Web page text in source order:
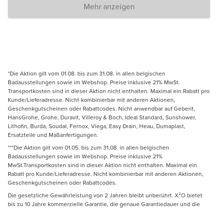
Mehr anzeigen
*Die Aktion gilt vom 01.08. bis zum 31.08. in allen belgischen
Badausstellungen sowie im Webshop. Preise inklusive 21% MwSt.
Transportkosten sind in dieser Aktion nicht enthalten. Maximal ein Rabatt pro
Kunde/Lieferadresse. Nicht kombinierbar mit anderen Aktionen,
Geschenkgutscheinen oder Rabattcodes. Nicht anwendbar auf Geberit,
HansGrohe, Grohe, Duravit, Villeroy & Boch, Ideal Standard, Sunshower,
Lithofin, Burda, Soudal, Fernox, Viega, Easy Drain, Heau, Dumaplast,
Ersatzteile und Maßanfertigungen.
***Die Aktion gilt vom 01.05. bis zum 31.08. in allen belgischen
Badausstellungen sowie im Webshop. Preise inklusive 21%
MwSt.Transportkosten sind in dieser Aktion nicht enthalten. Maximal ein
Rabatt pro Kunde/Lieferadresse. Nicht kombinierbar mit anderen Aktionen,
Geschenkgutscheinen oder Rabattcodes.
Die gesetzliche Gewährleistung von 2 Jahren bleibt unberührt. X²O bietet
bis zu 10 Jahre kommerzielle Garantie, die genaue Garantiedauer und die